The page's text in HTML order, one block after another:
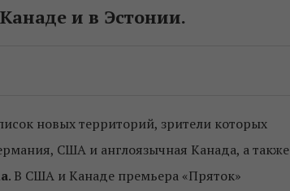
и в Эстонии.
новых территорий, зрители которых
США и англоязычная Канада, а также
. В США и Канаде премьера «Пряток»